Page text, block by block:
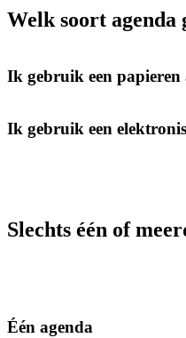
Welk soort
Ik gebruik een papieren
Ik gebruik een
Slechts één of
Één agenda